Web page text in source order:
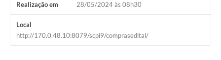
Realização em 28/05/2024 às 08h30
Local
http://170.0.48.10:8079/scpi9/comprasedital/